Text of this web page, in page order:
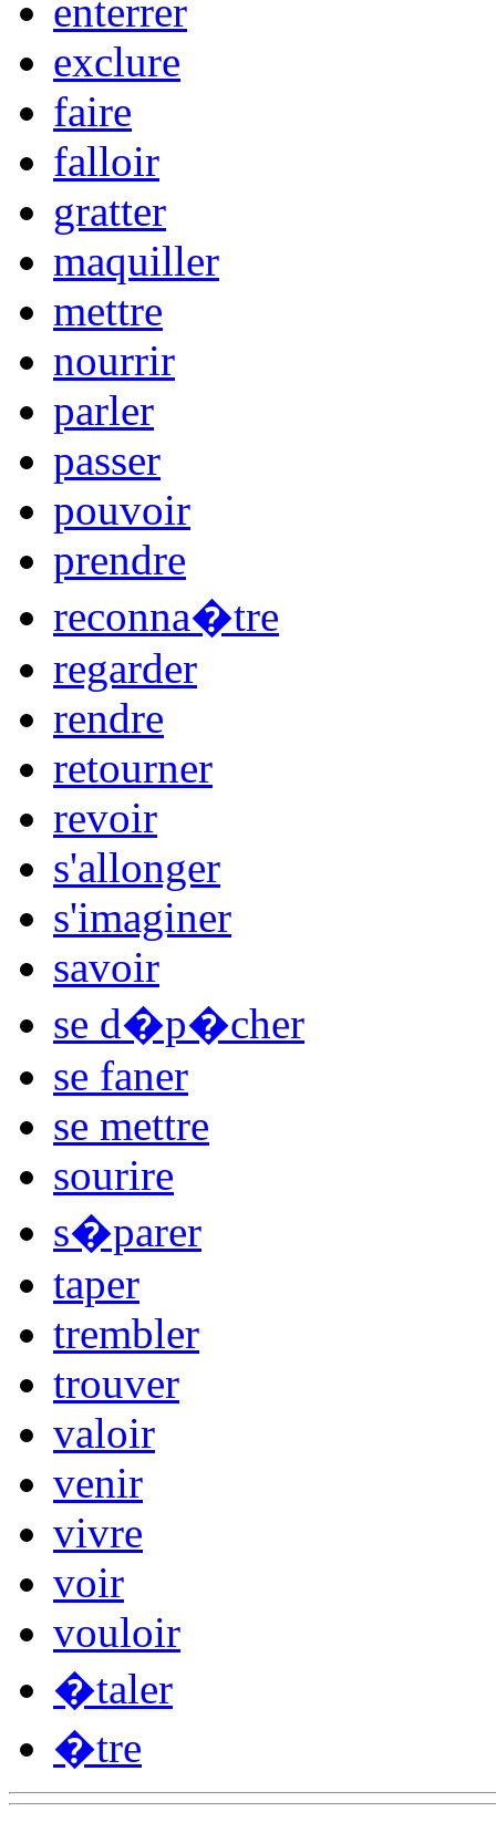
enterrer
exclure
faire
falloir
gratter
maquiller
mettre
nourrir
parler
passer
pouvoir
prendre
reconna�tre
regarder
rendre
retourner
revoir
s'allonger
s'imaginer
savoir
se d�p�cher
se faner
se mettre
sourire
s�parer
taper
trembler
trouver
valoir
venir
vivre
voir
vouloir
�taler
�tre